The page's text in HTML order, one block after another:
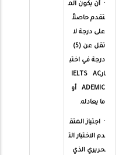
· أن يكون الم
تقدم حاصلاً
على درجة لا
تقل عن (5)
درجة في اختب
ارIELTS AC
ADEMIC أو
ما يعادله.
· اجتياز المتق
دم الاختبار الت
حريري الذي